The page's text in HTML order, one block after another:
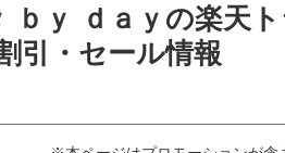
ｂｙ ｄａｙの楽天
引・セール情報